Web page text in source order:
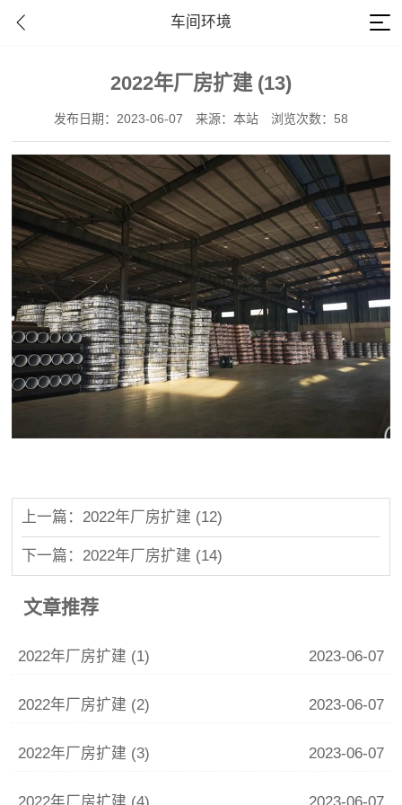
车间环境
2022年厂房扩建 (13)
发布日期：2023-06-07 来源：本站 浏览次数：58
上一篇：2022年厂房扩建 (12)
下一篇：2022年厂房扩建 (14)
文章推荐
2022年厂房扩建 (1) 2023-06-07
2022年厂房扩建 (2) 2023-06-07
2022年厂房扩建 (3) 2023-06-07